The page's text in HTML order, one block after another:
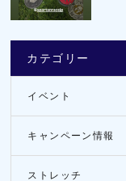
カテゴリー
イベント
キャンペーン情報
ストレッチ